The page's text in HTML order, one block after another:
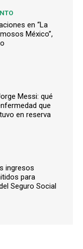
en “La
México”,
Messi: qué
que
en reserva
ingresos
para
Seguro Social